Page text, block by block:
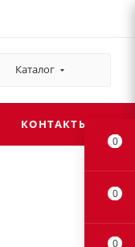
Каталог
КОНТАКТЫ
0
0
0